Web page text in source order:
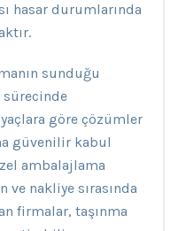
hasar durumlarında
sunduğu
sürecinde
göre çözümler
güvenilir kabul
ambalajlama
nakliye sırasında
firmalar, taşınma